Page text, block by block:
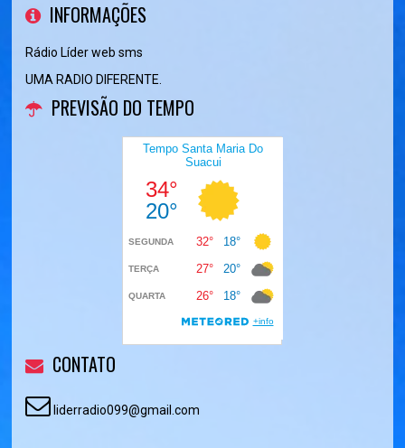
INFORMAÇÕES
Rádio Líder web sms
UMA RADIO DIFERENTE.
PREVISÃO DO TEMPO
CONTATO
liderradio099@gmail.com